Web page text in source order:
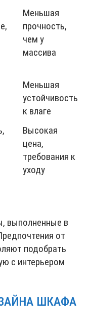
Меньшая
прочность,
чем у
массива
Меньшая
устойчивость
к влаге
Высокая
цена,
требования к
уходу
выполненные в
от
подобрать
с интерьером
ШКАФА